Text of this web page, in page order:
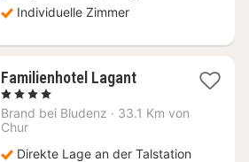
Individuelle Zimmer
Familienhotel Lagant1
ab
, 4 Sterne
Brand bei Bludenz · 33.1 Km von
Chur
Direkte Lage an der Talstation